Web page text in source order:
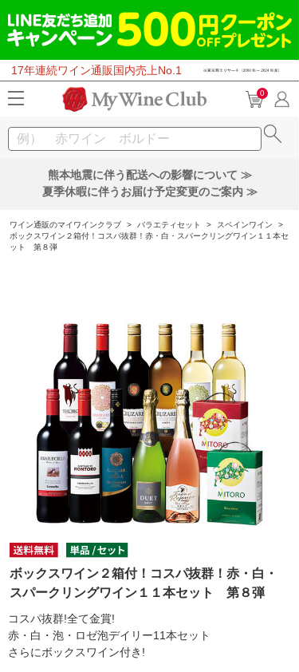
17年連続ワイン通販国内売上No.1
0
熊本地震に伴う配送への影響について ≫
夏季休暇に伴うお届け予定変更のご案内 ≫
ワイン通販のマイワインクラブ > バラエティセット > スペインワイン
>
ボックスワイン２箱付！コスパ抜群！赤・白・スパークリングワイン１１本セ
ット 第８弾
ボックスワイン２箱付！コスパ抜群！赤・白・
スパークリングワイン１１本セット 第８弾
コスパ抜群!全て金賞!
赤・白・泡・ロゼ泡デイリー11本セット
さらにボックスワイン付き!